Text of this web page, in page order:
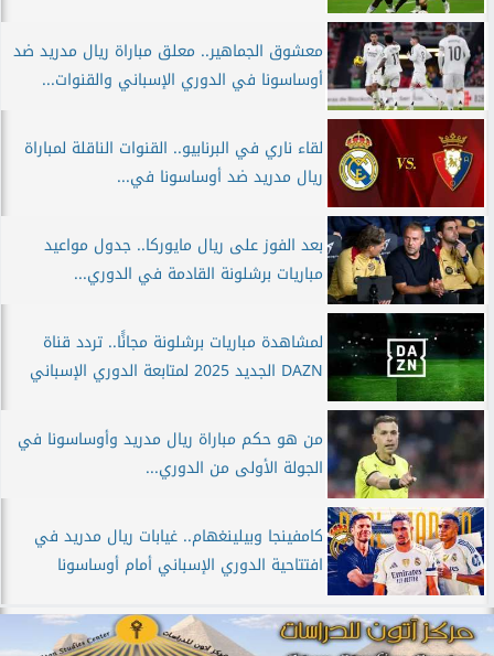
معشوق الجماهير.. معلق مباراة ريال مدريد ضد
أوساسونا في الدوري الإسباني والقنوات...
لقاء ناري في البرنابيو.. القنوات الناقلة لمباراة
ريال مدريد ضد أوساسونا في...
بعد الفوز على ريال مايوركا.. جدول مواعيد
مباريات برشلونة القادمة في الدوري...
لمشاهدة مباريات برشلونة مجانًَا.. تردد قناة
DAZN الجديد 2025 لمتابعة الدوري الإسباني
من هو حكم مباراة ريال مدريد وأوساسونا في
الجولة الأولى من الدوري...
كامفينجا وبيلينغهام.. غيابات ريال مدريد في
افتتاحية الدوري الإسباني أمام أوساسونا